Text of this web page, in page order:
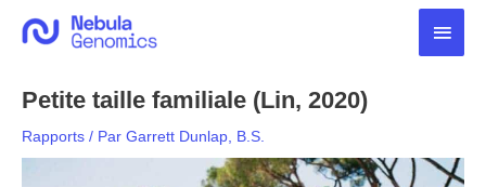
Petite taille familiale (Lin, 2020)
Rapports / Par Garrett Dunlap, B.S.